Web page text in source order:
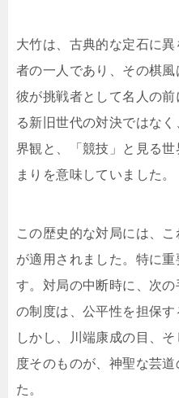
大竹は、古典的な定石に
者の一人であり、その棋風
彼が挑戦者として名人の
る新旧世代の対決ではな
界観と、「競技」と見る
まりを意味していました。
この歴史的な対局には、
が適用されました。特に
す。対局の中断時に、次
の制度は、公平性を担保す
しかし、川端康成の目、
度そのものが、神聖な芸
た。